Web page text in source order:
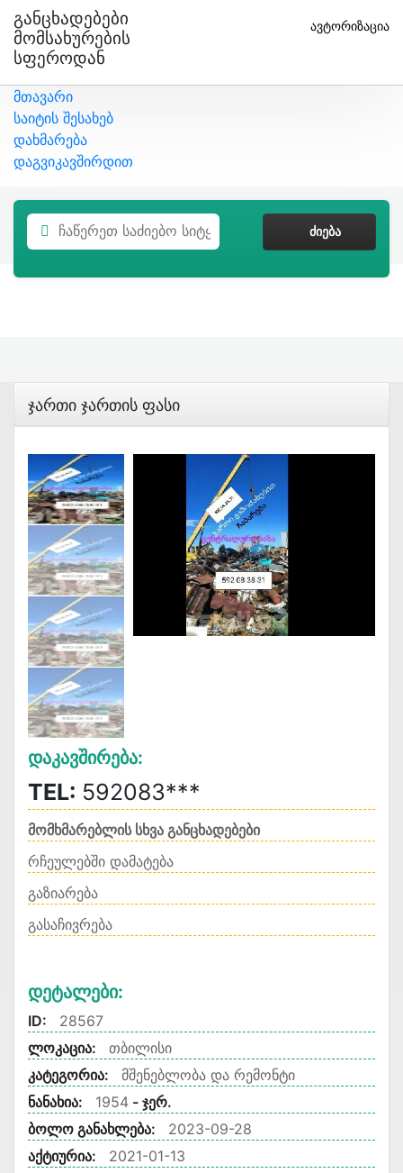
Განცხადებები
Მომსახურების
Სფეროდან
ავტორიზაცია
მთავარი
საიტის შესახებ
დახმარება
დაგვიკავშირდით
ᲫᲘᲔᲑᲐ
Ჯართი Ჯართის Ფასი
Დაკავშირება:
TEL: 592083***
მომხმარებლის სხვა განცხადებები
რჩეულებში დამატება
გაზიარება
გასაჩივრება
Დეტალები:
ID:
28567
ლოკაცია:
თბილისი
კატეგორია:
მშენებლობა და რემონტი
ნანახია:
1954 - ჯერ.
ბოლო განახლება:
2023-09-28
აქტიურია:
2021-01-13